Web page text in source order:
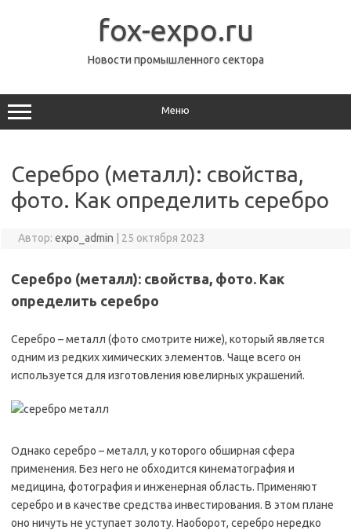
fox-expo.ru
Новости промышленного сектора
Меню
Серебро (металл): свойства,
фото. Как определить серебро
Автор: expo_admin 25 октября 2023
Серебро (металл): свойства, фото. Как
определить серебро
Серебро – металл (фото смотрите ниже), который является
одним из редких химических элементов. Чаще всего он
используется для изготовления ювелирных украшений.
Однако серебро – металл, у которого обширная сфера
применения. Без него не обходится кинематография и
медицина, фотография и инженерная область. Применяют
серебро и в качестве средства инвестирования. В этом плане
оно ничуть не уступает золоту. Наоборот, серебро нередко